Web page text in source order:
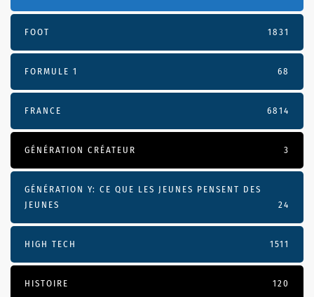
FOOT 1831
FORMULE 1 68
FRANCE 6814
GÉNÉRATION CRÉATEUR 3
GÉNÉRATION Y: CE QUE LES JEUNES PENSENT DES
JEUNES
24
HIGH TECH 1511
HISTOIRE 120